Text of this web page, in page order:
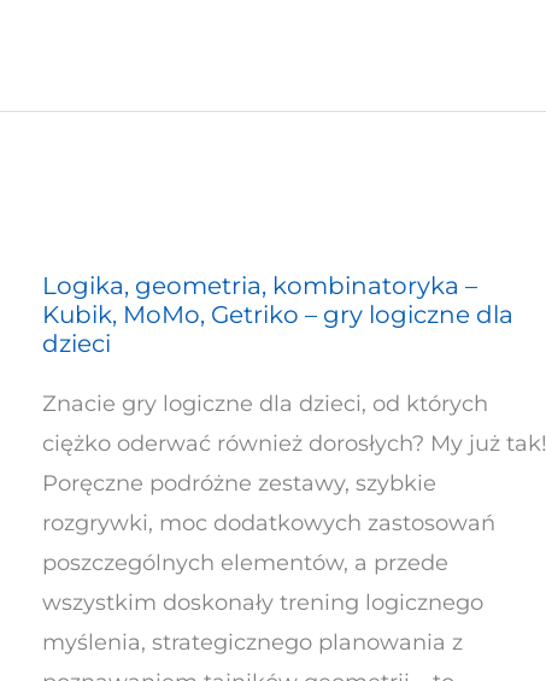
Logika, geometria, kombinatoryka –
Kubik, MoMo, Getriko – gry logiczne dla
dzieci
Znacie gry logiczne dla dzieci, od których
ciężko oderwać również dorosłych? My już tak!
Poręczne podróżne zestawy, szybkie
rozgrywki, moc dodatkowych zastosowań
poszczególnych elementów, a przede
wszystkim doskonały trening logicznego
myślenia, strategicznego planowania z
Logika,
geometria,
–
Kubik,
MoMo,
Getriko
–
gry
logiczne